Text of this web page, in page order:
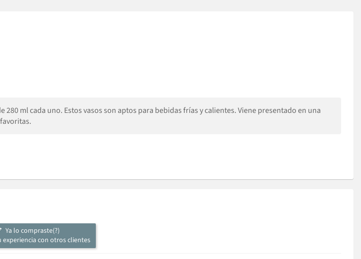
ml cada uno. Estos vasos son aptos para bebidas frías y calientes. Viene presentado en una
Ya lo compraste(?)
con otros clientes